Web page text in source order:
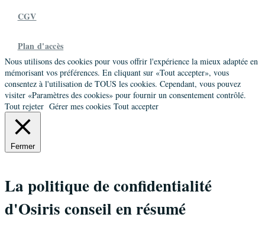
CGV
Plan d'accès
Nous utilisons des cookies pour vous offrir l'expérience la mieux adaptée en
mémorisant vos préférences. En cliquant sur «Tout accepter», vous
consentez à l'utilisation de TOUS les cookies. Cependant, vous pouvez
visiter «Paramètres des cookies» pour fournir un consentement contrôlé.
Tout rejeter Gérer mes cookies Tout accepter
Fermer
La politique de confidentialité
d'Osiris conseil en résumé